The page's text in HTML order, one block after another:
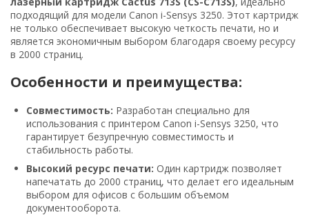
подходящий для модели Canon i-Sensys 3250. Этот картридж
не только обеспечивает высокую четкость печати, но и
является экономичным выбором благодаря своему ресурсу
в 2000 страниц.
Особенности и преимущества:
Совместимость: Разработан специально для
использования с принтером Canon i-Sensys 3250, что
гарантирует безупречную совместимость и
стабильность работы.
Высокий ресурс печати: Один картридж позволяет
напечатать до 2000 страниц, что делает его идеальным
выбором для офисов с большим объемом
документооборота.